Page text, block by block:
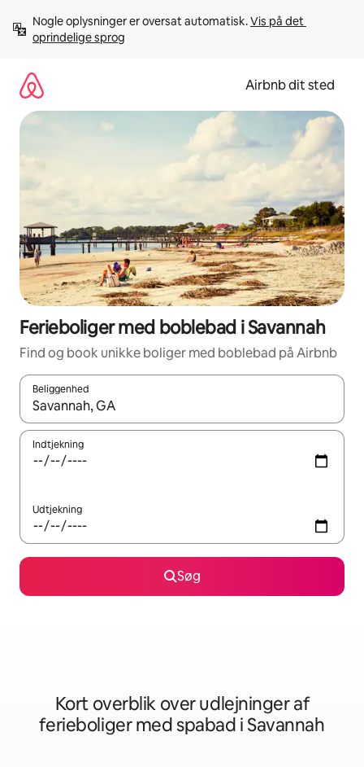
videre
Nogle oplysninger er oversat automatisk. Vis på det
oprindelige sprog
Airbnb dit sted
Ferieboliger med boblebad i Savannah
Find og book unikke boliger med boblebad på Airbnb
Beliggenhed
Når resultaterne er tilgængelige, skal du navigere med
Indtjekning
Udtjekning
Søg
Kort overblik over udlejninger af
ferieboliger med spabad i Savannah